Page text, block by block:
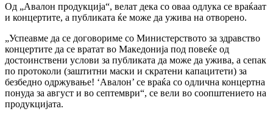
Од „Авалон продукција“, велат дека со оваа одлука се враќаат
и концертите, а публиката ќе може да ужива на отворено.
„Успеавме да се договориме со Министерството за здравство
концертите да се вратат во Македонија под повеќе од
достоинствени услови за публиката да може да ужива, а сепак
по протоколи (заштитни маски и скратени капацитети) за
безбедно одржување! ‘Авалон’ се враќа со одлична концертна
понуда за август и во септември“, се вели во соопштението на
продукцијата.